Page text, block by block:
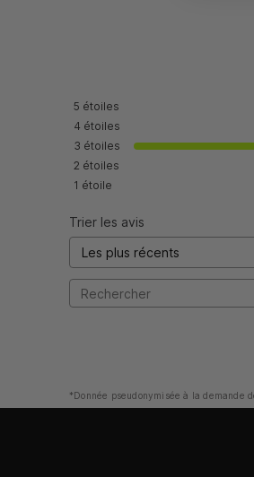
5 étoiles
4 étoiles
3 étoiles
2 étoiles
1 étoile
Trier les avis
*Donnée pseudonymisée à la demande